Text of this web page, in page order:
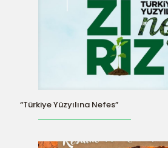
“Türkiye Yüzyılına Nefes”